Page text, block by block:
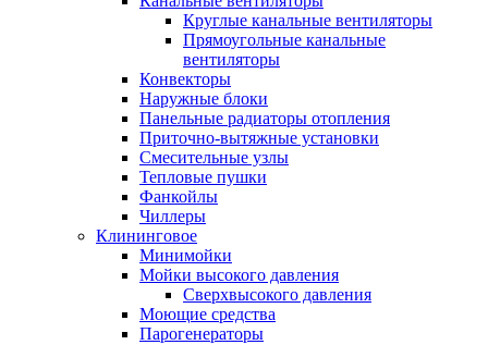
Круглые канальные вентиляторы
Прямоугольные канальные
вентиляторы
Конвекторы
Наружные блоки
Панельные радиаторы отопления
Приточно-вытяжные установки
Смесительные узлы
Тепловые пушки
Фанкойлы
Чиллеры
Клининговое
Минимойки
Мойки высокого давления
Сверхвысокого давления
Моющие средства
Парогенераторы